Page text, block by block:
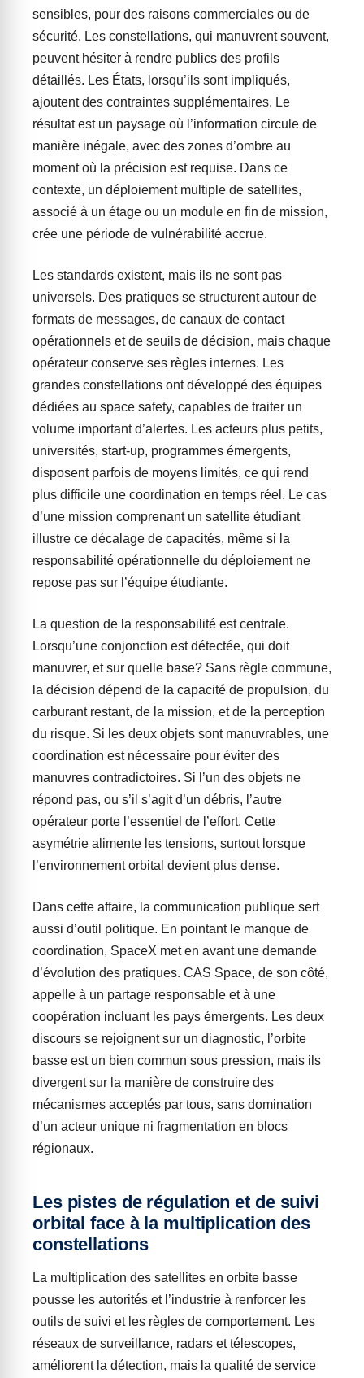
sensibles, pour des raisons commerciales ou de
sécurité. Les constellations, qui manuvrent souvent,
peuvent hésiter à rendre publics des profils
détaillés. Les États, lorsqu’ils sont impliqués,
ajoutent des contraintes supplémentaires. Le
résultat est un paysage où l’information circule de
manière inégale, avec des zones d’ombre au
moment où la précision est requise. Dans ce
contexte, un déploiement multiple de satellites,
associé à un étage ou un module en fin de mission,
crée une période de vulnérabilité accrue.
Les standards existent, mais ils ne sont pas
universels. Des pratiques se structurent autour de
formats de messages, de canaux de contact
opérationnels et de seuils de décision, mais chaque
opérateur conserve ses règles internes. Les
grandes constellations ont développé des équipes
dédiées au space safety, capables de traiter un
volume important d’alertes. Les acteurs plus petits,
universités, start-up, programmes émergents,
disposent parfois de moyens limités, ce qui rend
plus difficile une coordination en temps réel. Le cas
d’une mission comprenant un satellite étudiant
illustre ce décalage de capacités, même si la
responsabilité opérationnelle du déploiement ne
repose pas sur l’équipe étudiante.
La question de la responsabilité est centrale.
Lorsqu’une conjonction est détectée, qui doit
manuvrer, et sur quelle base? Sans règle commune,
la décision dépend de la capacité de propulsion, du
carburant restant, de la mission, et de la perception
du risque. Si les deux objets sont manuvrables, une
coordination est nécessaire pour éviter des
manuvres contradictoires. Si l’un des objets ne
répond pas, ou s’il s’agit d’un débris, l’autre
opérateur porte l’essentiel de l’effort. Cette
asymétrie alimente les tensions, surtout lorsque
l’environnement orbital devient plus dense.
Dans cette affaire, la communication publique sert
aussi d’outil politique. En pointant le manque de
coordination, SpaceX met en avant une demande
d’évolution des pratiques. CAS Space, de son côté,
appelle à un partage responsable et à une
coopération incluant les pays émergents. Les deux
discours se rejoignent sur un diagnostic, l’orbite
basse est un bien commun sous pression, mais ils
divergent sur la manière de construire des
mécanismes acceptés par tous, sans domination
d’un acteur unique ni fragmentation en blocs
régionaux.
Les pistes de régulation et de suivi
orbital face à la multiplication des
constellations
La multiplication des satellites en orbite basse
pousse les autorités et l’industrie à renforcer les
outils de suivi et les règles de comportement. Les
réseaux de surveillance, radars et télescopes,
améliorent la détection, mais la qualité de service